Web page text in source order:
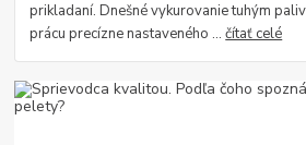
prikladaní. Dnešné vykurovanie tuhým
prácu precízne nastaveného ...čítať celé